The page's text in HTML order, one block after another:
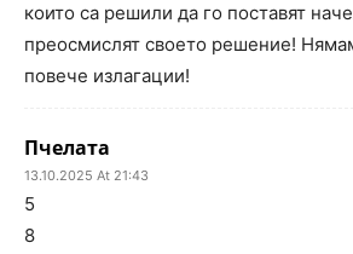
които са решили да го поставят
преосмислят своето решение!
повече излагации!
Пчелата
13.10.2025 At 21:43
5
8